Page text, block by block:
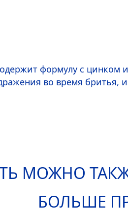
формулу с цинком
во время бритья,
МОЖНО
БОЛЬШЕ